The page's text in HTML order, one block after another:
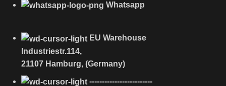
Whatsapp
EU Warehouse
Industriestr.114,
21107 Hamburg, (Germany)
-------------------------